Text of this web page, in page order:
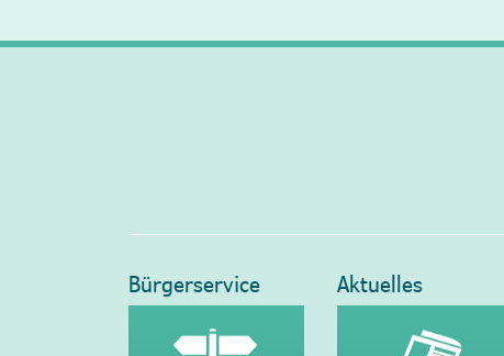
Bürgerservice Aktuelles